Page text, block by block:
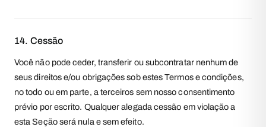
14. Cessão
Você não pode ceder, transferir ou subcontratar nenhum de
seus direitos e/ou obrigações sob estes Termos e condições,
no todo ou em parte, a terceiros sem nosso consentimento
prévio por escrito. Qualquer alegada cessão em violação a
esta Seção será nula e sem efeito.